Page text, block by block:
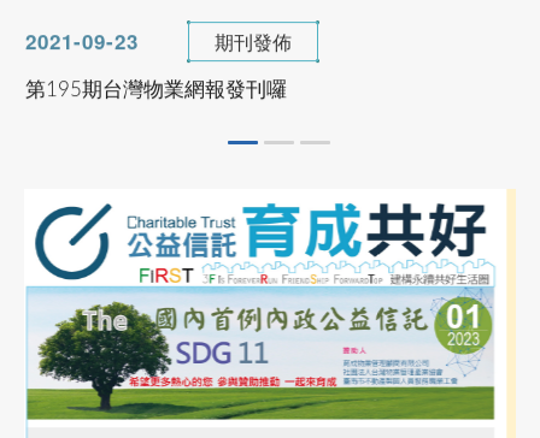
2024-04-24 協會公告
社區住戶規約及管理費制定實務班第01期(高雄班)
市區道路無障礙設計講習
2023-12-10 協會公告
公益講座-建照抽查缺失與錯誤態樣說明
2022-10-31 業界資訊
臺南市不動產製圖人員服務職業工會徵求會員公告
物業管理課程
113年9月9~12日
113/9/9~12公寓大廈事務管理人員培訓講習
(高雄班)
See more